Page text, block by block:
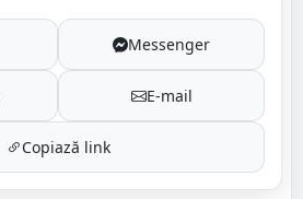
Messenger
E-mail
Copiază link